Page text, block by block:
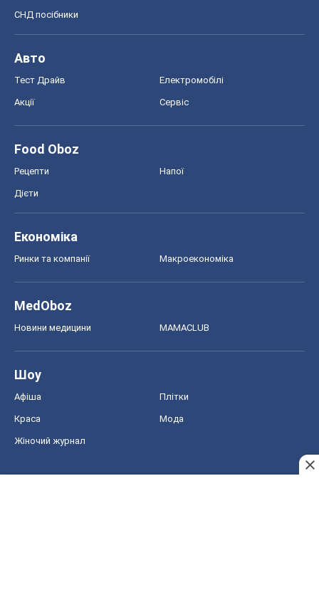
СНД посібники
Авто
Тест Драйв Електромобілі
Акції Сервіс
Food Oboz
Рецепти Напої
Дієти
Економіка
Ринки та компанії Макроекономіка
MedOboz
Новини медицини MAMACLUB
Шоу
Афіша Плітки
Краса Мода
Жіночий журнал